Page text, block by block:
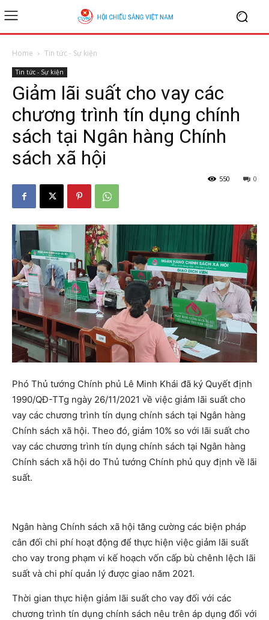
Home Tin tức - Sự kiện
Tin tức - Sự kiện
Giảm lãi suất cho vay các
chương trình tín dụng chính
sách tại Ngân hàng Chính
sách xã hội
0
550
Phó Thủ tướng Chính phủ Lê Minh Khái đã ký Quyết định
1990/QĐ-TTg ngày 26/11/2021 về việc giảm lãi suất cho
vay các chương trình tín dụng chính sách tại Ngân hàng
Chính sách xã hội. Theo đó, giảm 10% so với lãi suất cho
vay các chương trình tín dụng chính sách tại Ngân hàng
Chính sách xã hội do Thủ tướng Chính phủ quy định về lãi
suất.
Ngân hàng Chính sách xã hội tăng cường các biện pháp
cân đối chi phí hoạt động để thực hiện việc giảm lãi suất
cho vay trong phạm vi kế hoạch vốn cấp bù chênh lệch lãi
suất và chi phí quản lý được giao năm 2021.
Thời gian thực hiện giảm lãi suất cho vay đối với các
chương trình tín dụng chính sách nêu trên áp dụng đối với